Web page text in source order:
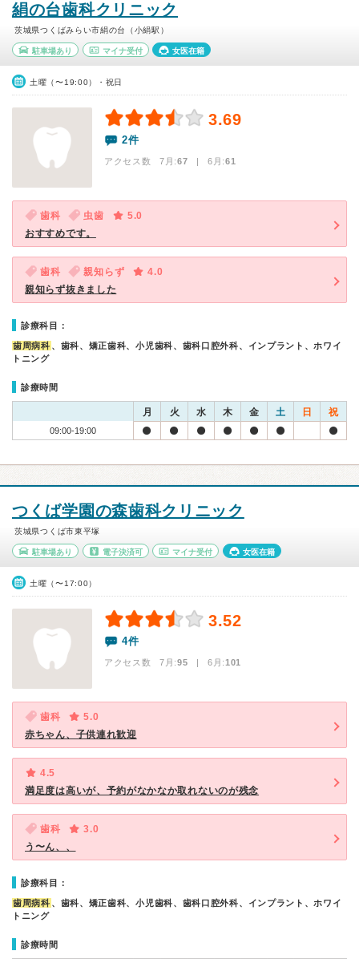
絹の台歯科クリニック
茨城県つくばみらい市絹の台（小絹駅）
駐車場あり マイナ受付 女医在籍
土曜（〜19:00）・祝日
3.69
2件
アクセス数 7月:67 | 6月:61
歯科 虫歯
5.0
おすすめです。
歯科 親知らず
4.0
親知らず抜きました
診療科目：
歯周病科 、歯科、矯正歯科、小児歯科、歯科口腔外科、インプラント、ホワイ
トニング
診療時間
月 火 水 木 金 土 日 祝
09:00-19:00
つくば学園の森歯科クリニック
茨城県つくば市東平塚
駐車場あり 電子決済可 マイナ受付 女医在籍
土曜（〜17:00）
3.52
4件
アクセス数 7月:95 | 6月:101
歯科
5.0
赤ちゃん、子供連れ歓迎
4.5
満足度は高いが、予約がなかなか取れないのが残念
歯科
3.0
う〜ん、、
診療科目：
歯周病科 、歯科、矯正歯科、小児歯科、歯科口腔外科、インプラント、ホワイ
トニング
診療時間